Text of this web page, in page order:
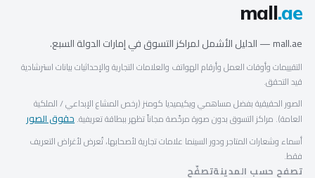
mall.ae
mall.ae — الدليل الأشمل لمراكز التسوق في إمارات الدولة السبع.
التقييمات وأوقات العمل وأرقام الهواتف والعلامات التجارية والإحداثيات بيانات استرشادية
قيد التحقق.
الصور الحقيقية بفضل مساهمي ويكيميديا كومنز (رخص المشاع الإبداعي / الملكية
العامة). مراكز التسوق بدون صورة مرخّصة مجاناً تظهر ببطاقة تعريفية.حقوق الصور
أسماء وشعارات المتاجر ودور السينما علامات تجارية لأصحابها، تُعرض لأغراض التعريف
فقط.
تصفح حسب المدينةتصفّح